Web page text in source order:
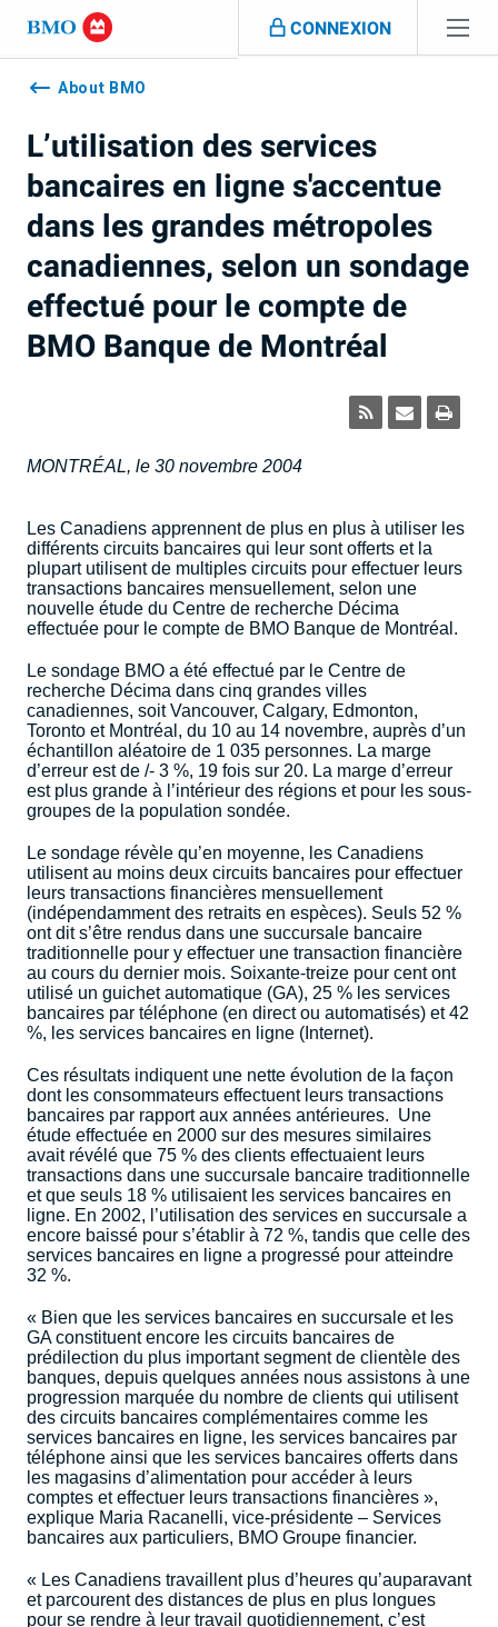
Sauter la navigation
CONNEXION
Navigation
skippedAbout BMO
L’utilisation des services
bancaires en ligne s'accentue
dans les grandes métropoles
canadiennes, selon un sondage
effectué pour le compte de
BMO Banque de Montréal
MONTRÉAL, le 30 novembre 2004
Les Canadiens apprennent de plus en plus à utiliser les
différents circuits bancaires qui leur sont offerts et la
plupart utilisent de multiples circuits pour effectuer leurs
transactions bancaires mensuellement, selon une
nouvelle étude du Centre de recherche Décima
effectuée pour le compte de BMO Banque de Montréal.
Le sondage BMO a été effectué par le Centre de
recherche Décima dans cinq grandes villes
canadiennes, soit Vancouver, Calgary, Edmonton,
Toronto et Montréal, du 10 au 14 novembre, auprès d’un
échantillon aléatoire de 1 035 personnes. La marge
d’erreur est de /- 3 %, 19 fois sur 20. La marge d’erreur
est plus grande à l’intérieur des régions et pour les sous-
groupes de la population sondée.
Le sondage révèle qu’en moyenne, les Canadiens
utilisent au moins deux circuits bancaires pour effectuer
leurs transactions financières mensuellement
(indépendamment des retraits en espèces). Seuls 52 %
ont dit s’être rendus dans une succursale bancaire
traditionnelle pour y effectuer une transaction financière
au cours du dernier mois. Soixante-treize pour cent ont
utilisé un guichet automatique (GA), 25 % les services
bancaires par téléphone (en direct ou automatisés) et 42
%, les services bancaires en ligne (Internet).
Ces résultats indiquent une nette évolution de la façon
dont les consommateurs effectuent leurs transactions
bancaires par rapport aux années antérieures. Une
étude effectuée en 2000 sur des mesures similaires
avait révélé que 75 % des clients effectuaient leurs
transactions dans une succursale bancaire traditionnelle
et que seuls 18 % utilisaient les services bancaires en
ligne. En 2002, l’utilisation des services en succursale a
encore baissé pour s’établir à 72 %, tandis que celle des
services bancaires en ligne a progressé pour atteindre
32 %.
« Bien que les services bancaires en succursale et les
GA constituent encore les circuits bancaires de
prédilection du plus important segment de clientèle des
banques, depuis quelques années nous assistons à une
progression marquée du nombre de clients qui utilisent
des circuits bancaires complémentaires comme les
services bancaires en ligne, les services bancaires par
téléphone ainsi que les services bancaires offerts dans
les magasins d’alimentation pour accéder à leurs
comptes et effectuer leurs transactions financières »,
explique Maria Racanelli, vice-présidente – Services
bancaires aux particuliers, BMO Groupe financier.
« Les Canadiens travaillent plus d’heures qu’auparavant
et parcourent des distances de plus en plus longues
pour se rendre à leur travail quotidiennement, c’est